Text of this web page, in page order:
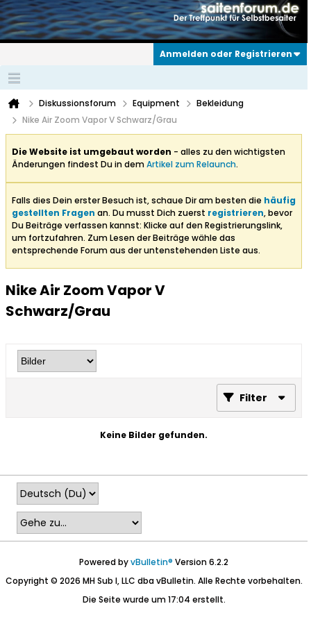
Anmelden oder Registrieren
Diskussionsforum Equipment
Bekleidung
Nike Air Zoom Vapor V Schwarz/Grau
Die Website ist umgebaut worden - alles zu den wichtigsten
Änderungen findest Du in demArtikel zum Relaunch.
Falls dies Dein erster Besuch ist, schaue Dir am besten die häufig
gestellten Fragen an. Du musst Dich zuerst registrieren, bevor
Du Beiträge verfassen kannst: Klicke auf den Registrierungslink,
um fortzufahren. Zum Lesen der Beiträge wähle das
entsprechende Forum aus der untenstehenden Liste aus.
Nike Air Zoom Vapor V
Schwarz/Grau
Filter
Keine Bilder gefunden.
Powered byvBulletin® Version 6.2.2
Copyright © 2026 MH Sub I, LLC dba vBulletin. Alle Rechte vorbehalten.
Die Seite wurde um 17:04 erstellt.